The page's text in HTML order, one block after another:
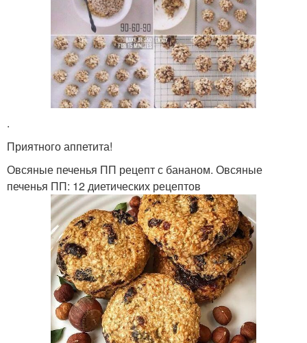
.
Приятного аппетита!
Овсяные печенья ПП рецепт с бананом. Овсяные
печенья ПП: 12 диетических рецептов